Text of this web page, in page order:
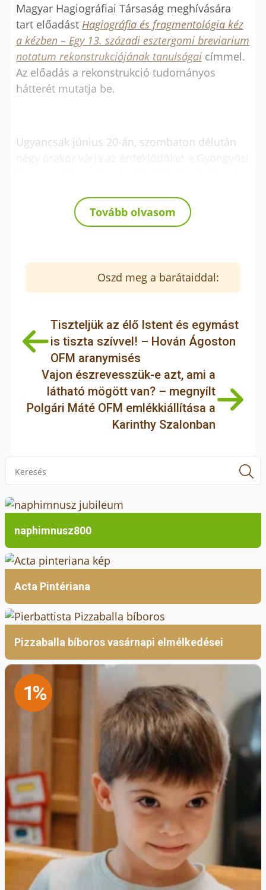
Magyar Hagiográfiai Társaság meghívására
tart előadást Hagiográfia és fragmentológia kéz
a kézben – Egy 13. századi esztergomi breviarium
notatum rekonstrukciójának tanulságaicímmel.
Az előadás a rekonstrukció tudományos
hátterét mutatja be.
Ugyancsak június 20-án, szombaton délután
tudományos rektorhelyettese és tudományos
tanácsadója tart előadástSokkal több veszett el
keresi a választ, hogy a mohácsi vereség
miként formálta át Magyarország politikai,
tekinthető a magyar történelem egyik
legmeghatározóbb fordulópontjának. A
program zenei közreműködője Sebő Sára, a
Berze Nagy János Gimnázium tanulója.
Dr. Vizi László Tamás beharangozója az
A mohácsi csata a magyar történetírás egyik
legtöbbet vizsgált, egyben a magyar történeti
emlékezet Trianon után/mellett
legmeghatározóbb eseménye. A történeti
kutatások hagyományosan elsősorban a csata
katonai történetére és politikai előzményeire,
valamint következményeire koncentráltak. A 19.
Tovább olvasom
Oszd meg a barátaiddal:
Tiszteljük az élő Istent és egymást
is tiszta szívvel! – Hován Ágoston
OFM aranymisés
Vajon észrevesszük-e azt, ami a
látható mögött van? – megnyílt
Polgári Máté OFM emlékkiállítása a
Karinthy Szalonban
naphimnusz800
Acta Pintériana
Pizzaballa bíboros vasárnapi elmélkedései
1%